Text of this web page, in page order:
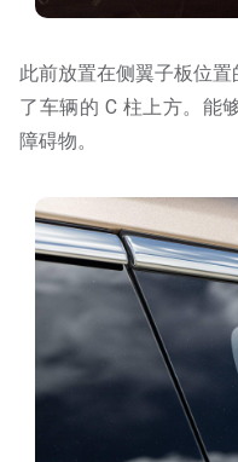
此前放置在侧翼子板位
了车辆的 C 柱上方。能
障碍物。